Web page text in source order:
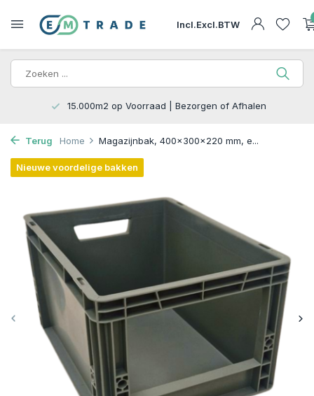
Incl.Excl.BTW
15.000m2 op Voorraad | Bezorgen of Afhalen
Terug Home Magazijnbak, 400x300x220 mm, e...
Nieuwe voordelige bakken